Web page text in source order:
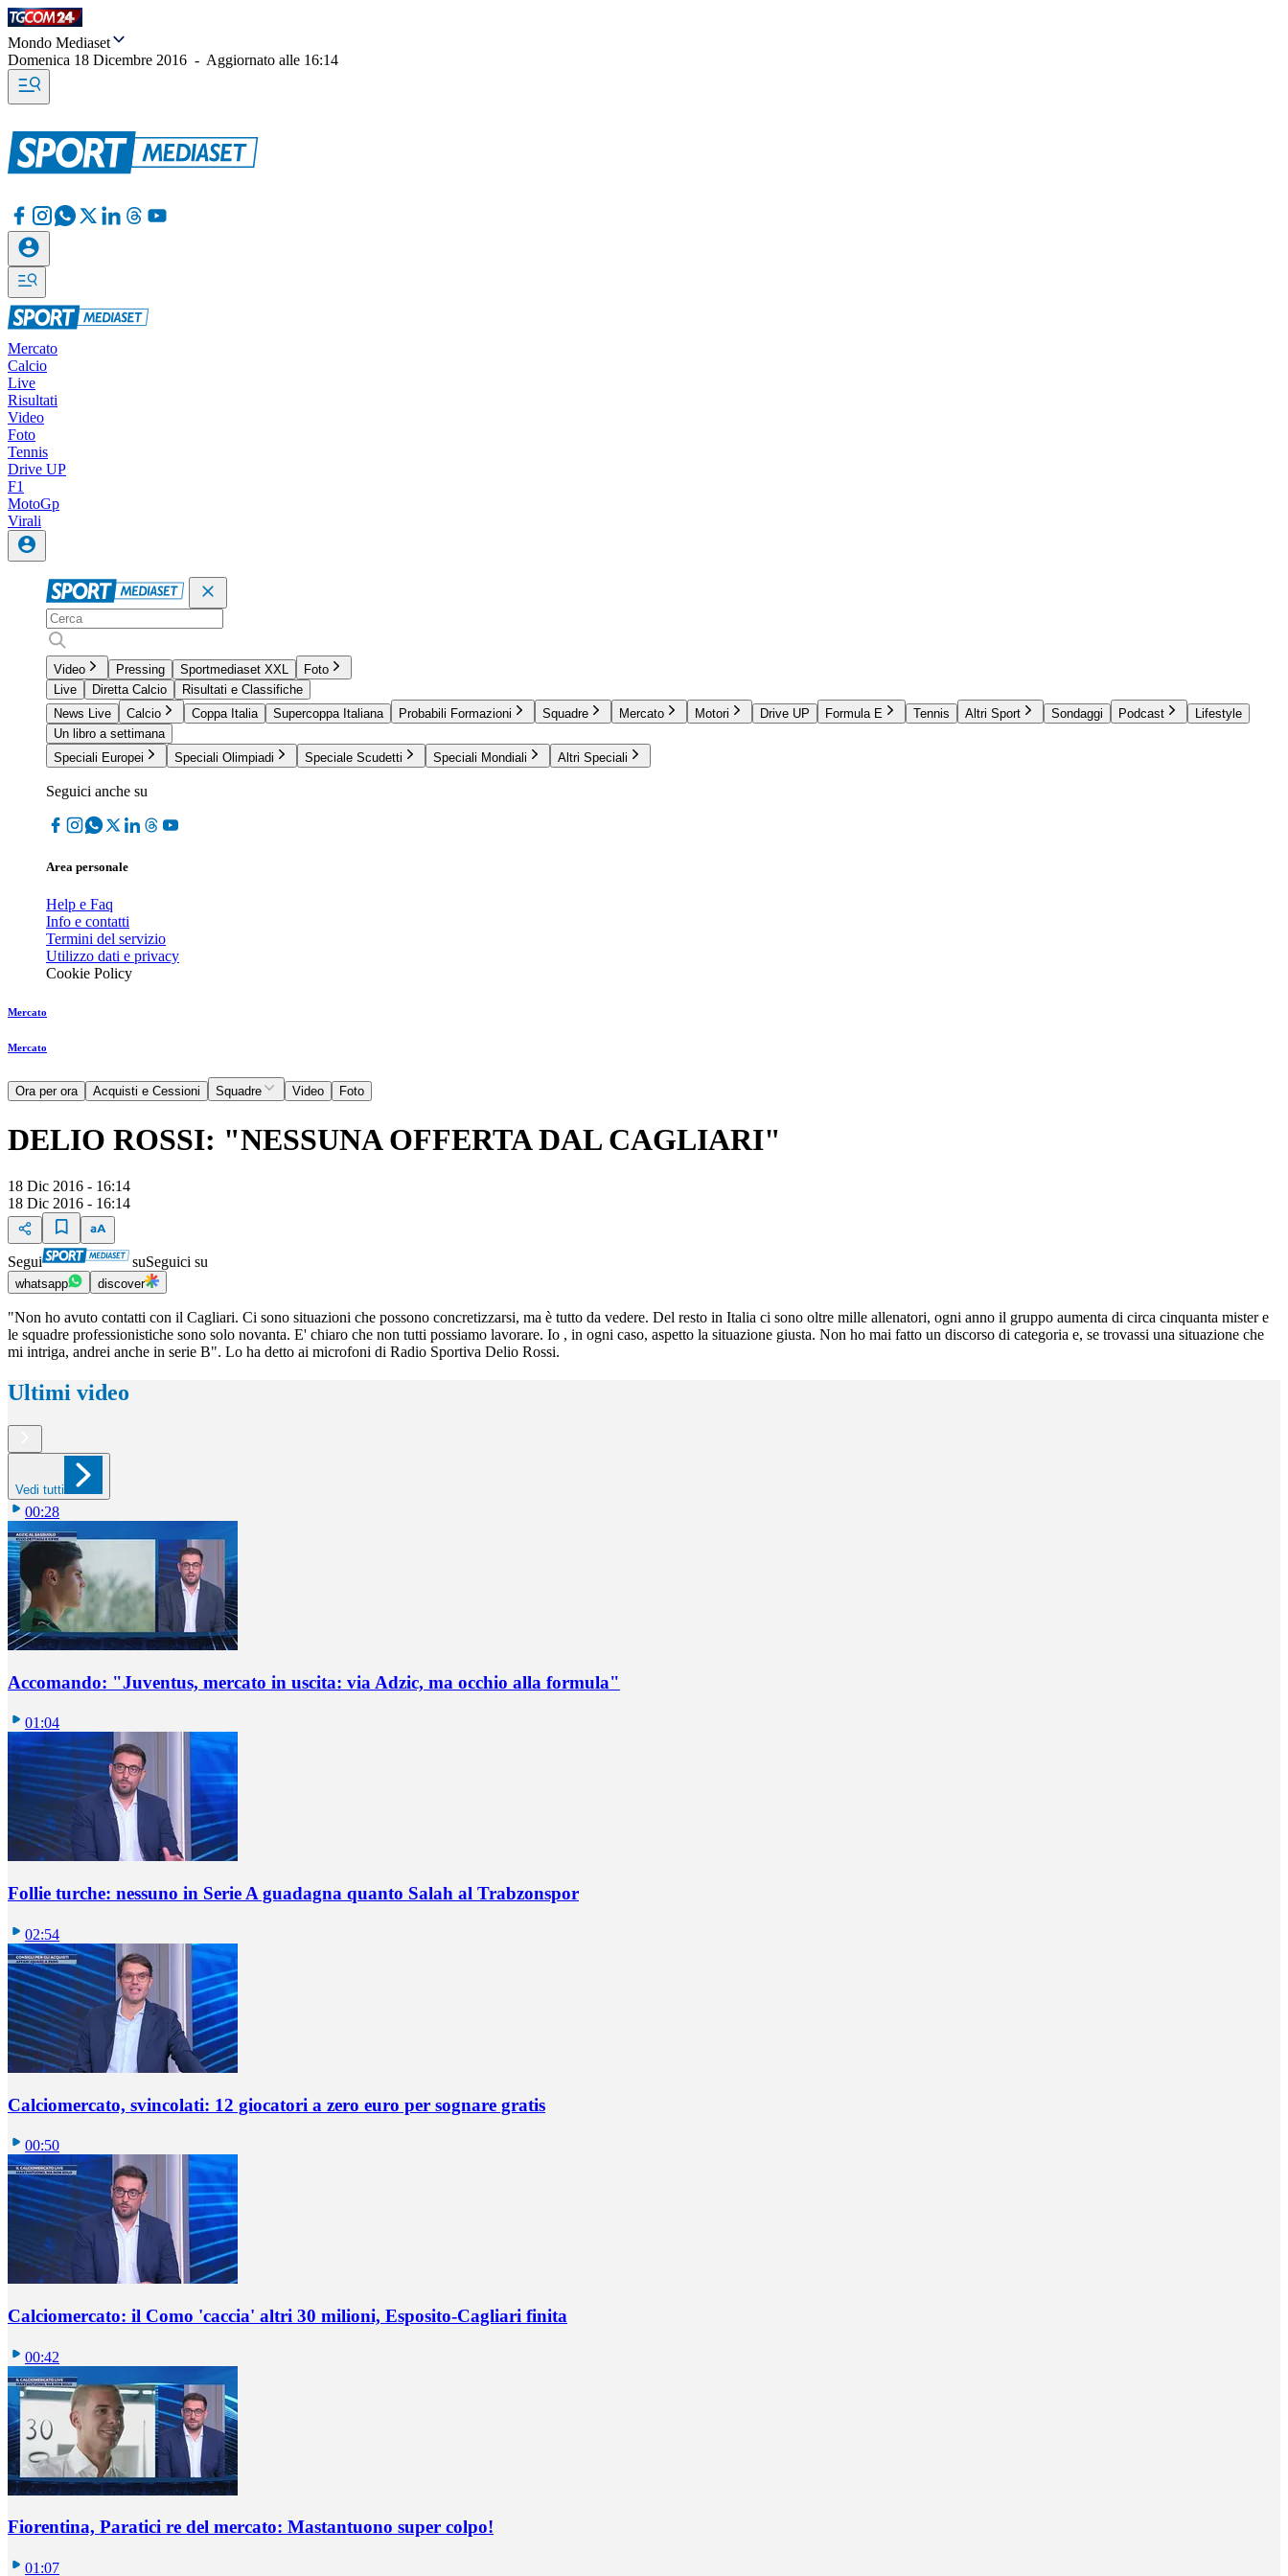
Mondo Mediaset
Domenica 18 Dicembre 2016 - Aggiornato alle 16:14
Mercato
Calcio
Live
Risultati
Video
Foto
Tennis
Drive UP
F1
MotoGp
Virali
Video Pressing Sportmediaset XXL
Foto
Live
Diretta Calcio
Risultati e Classifiche
News Live
Calcio Coppa Italia Supercoppa Italiana Probabili Formazioni Squadre Mercato Motori Drive UP Formula E Tennis Altri Sport Sondaggi Podcast
Lifestyle
Un libro a settimana
Speciali Europei
Speciali Olimpiadi Speciale Scudetti Speciali Mondiali Altri Speciali
Seguici anche su
Area personale
Help e Faq
Info e contatti
Termini del servizio
Utilizzo dati e privacy
Cookie Policy
Mercato
Mercato
Ora per ora Acquisti e Cessioni Squadre Video Foto
DELIO ROSSI: "NESSUNA OFFERTA DAL CAGLIARI"
18 Dic 2016 - 16:14
18 Dic 2016 - 16:14
Segui suSeguici su
whatsapp discover
"Non ho avuto contatti con il Cagliari. Ci sono situazioni che possono concretizzarsi, ma è tutto da vedere. Del resto in Italia ci sono oltre mille allenatori, ogni anno il gruppo aumenta di circa cinquanta mister e
le squadre professionistiche sono solo novanta. E' chiaro che non tutti possiamo lavorare. Io , in ogni caso, aspetto la situazione giusta. Non ho mai fatto un discorso di categoria e, se trovassi una situazione che
mi intriga, andrei anche in serie B". Lo ha detto ai microfoni di Radio Sportiva Delio Rossi.
Ultimi video
Vedi tutti
00:28
Accomando: "Juventus, mercato in uscita: via Adzic, ma occhio alla formula"
01:04
Follie turche: nessuno in Serie A guadagna quanto Salah al Trabzonspor
02:54
Calciomercato, svincolati: 12 giocatori a zero euro per sognare gratis
00:50
Calciomercato: il Como 'caccia' altri 30 milioni, Esposito-Cagliari finita
00:42
Fiorentina, Paratici re del mercato: Mastantuono super colpo!
01:07